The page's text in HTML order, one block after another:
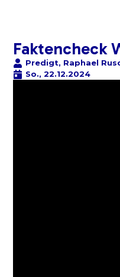
Faktencheck
Predigt, Raphael
So., 22.12.2024